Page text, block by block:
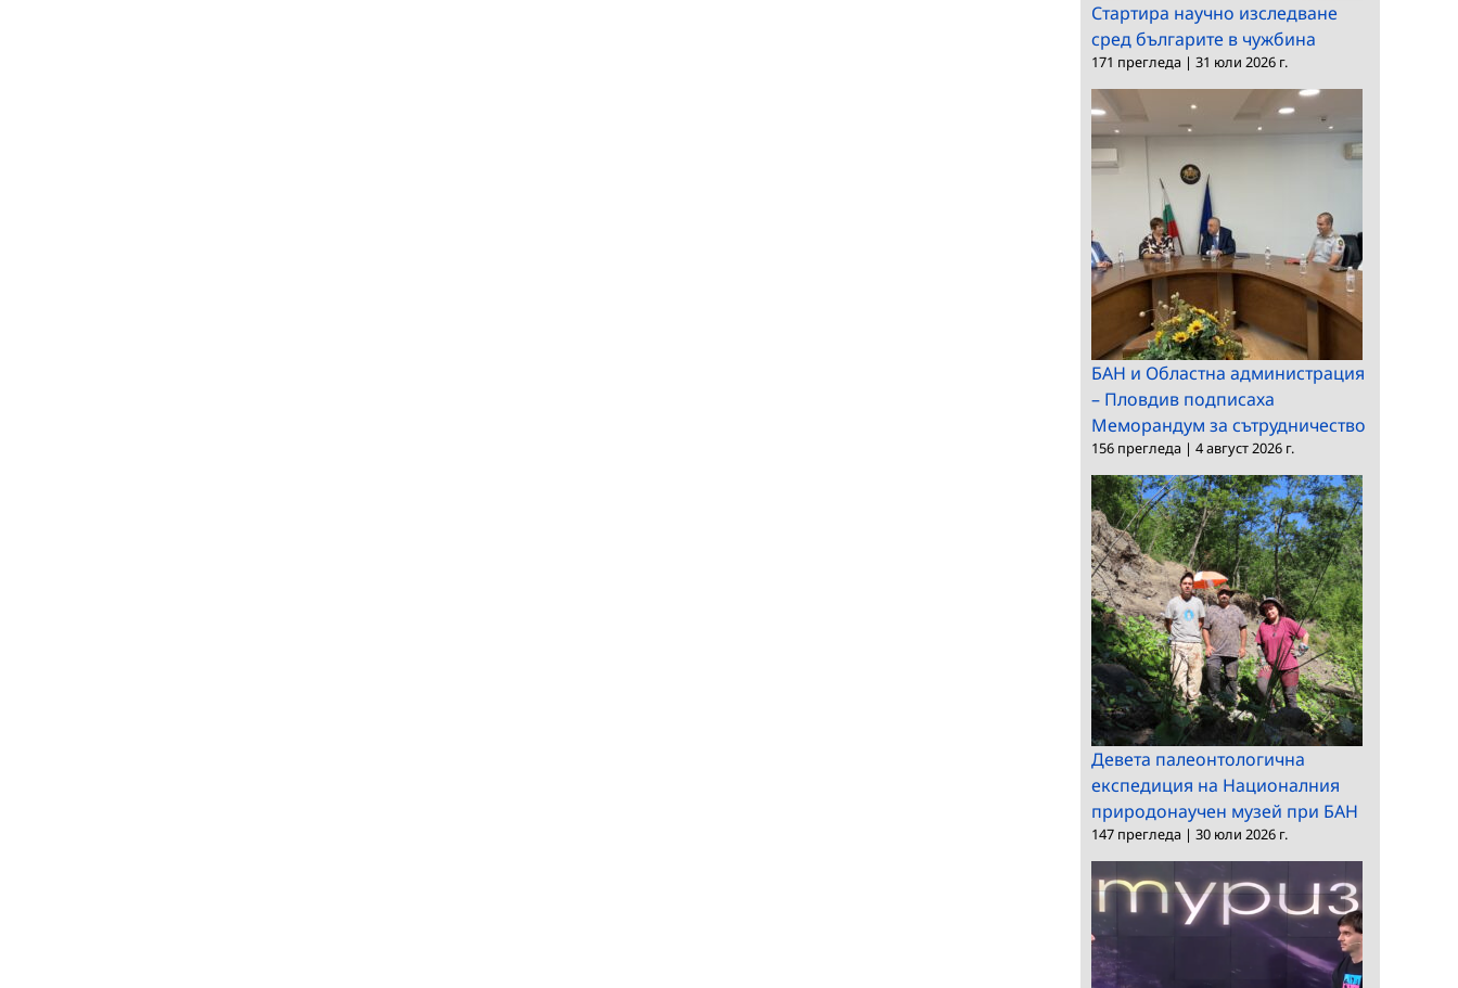
Стартира научно изследване
сред българите в чужбина
171 прегледа | 31 юли 2026 г.
БАН и Областна администрация
– Пловдив подписаха
Меморандум за сътрудничество
156 прегледа | 4 август 2026 г.
Девета палеонтологична
експедиция на Националния
природонаучен музей при БАН
147 прегледа | 30 юли 2026 г.